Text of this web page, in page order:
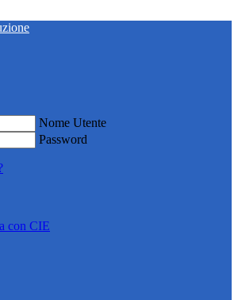
Nome Utente
Password
con CIE